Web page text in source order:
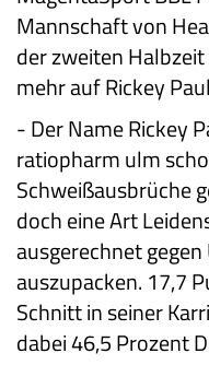
Mannschaft von
der zweiten
mehr auf Rickey
-Der Name Rickey
ratiopharm ulm
Schweißausbrüche
doch eine Art
ausgerechnet
auszupacken. 17,7
Schnitt in seiner
dabei 46,5 Prozent